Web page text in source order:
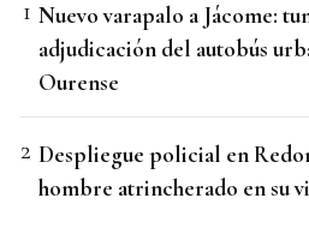
Nuevo varapalo a Jácome:
adjudicación del autobús
Ourense
Despliegue policial en
hombre atrincherado en su